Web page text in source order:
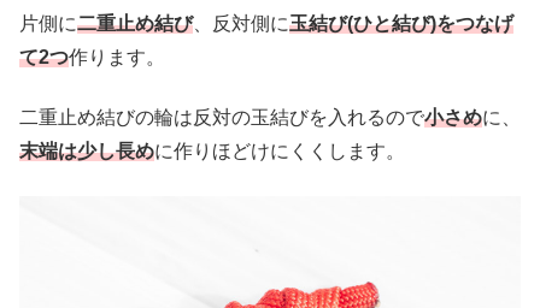
片側に二重止め結び、反対側に玉結び(ひと結び)をつなげ
て2つ作ります。
二重止め結びの輪は反対の玉結びを入れるので小さめに、
末端は少し長めに作りほどけにくくします。